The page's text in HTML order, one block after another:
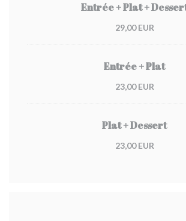
Entrée + Plat +
29,00 EUR
Entrée + Plat
23,00 EUR
Plat + Dessert
23,00 EUR